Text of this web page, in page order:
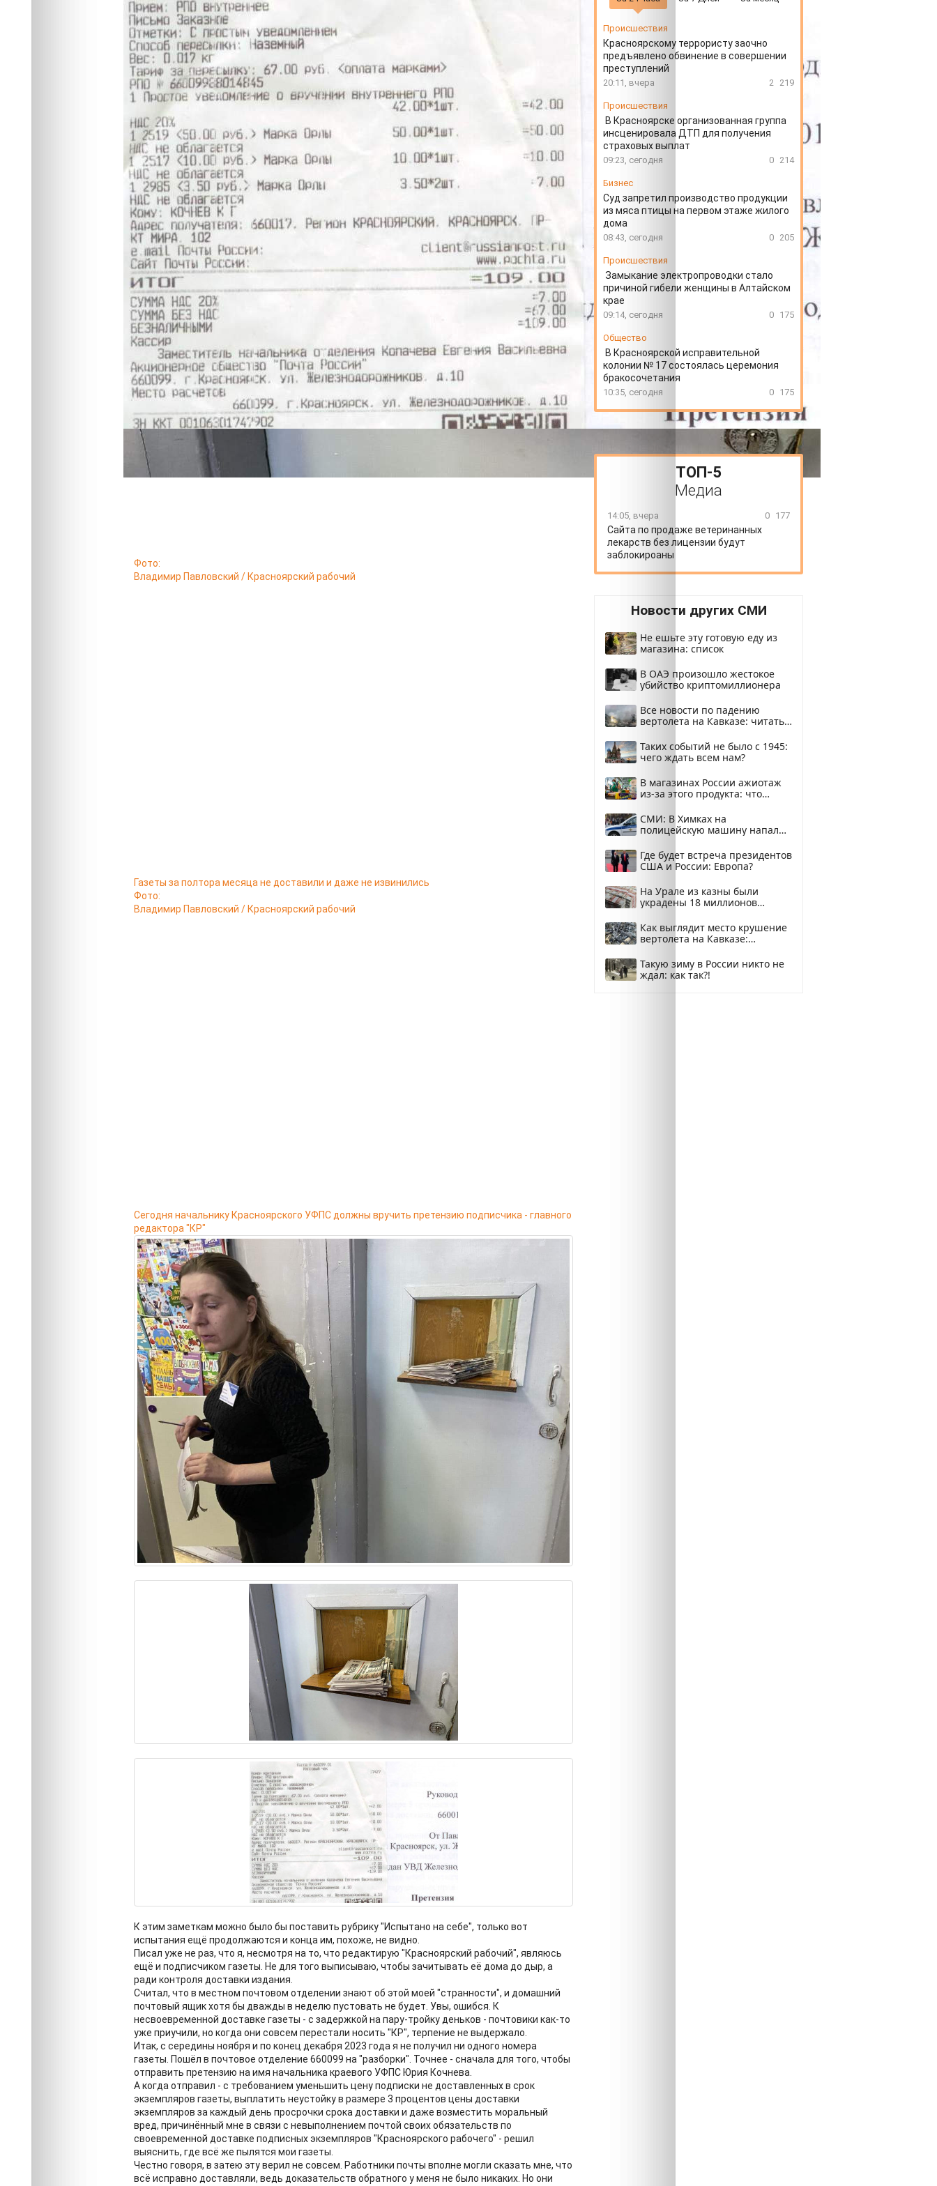
почтальонов, но деньги за доставку
берёт
Медиа
12.01.2024 14:2532039
8
Фото:
Владимир Павловский / Красноярский рабочий
Газеты за полтора месяца не доставили и даже не извинились
Фото:
Владимир Павловский / Красноярский рабочий
Сегодня начальнику Красноярского УФПС должны вручить претензию подписчика - главного
редактора "КР"
К этим заметкам можно было бы поставить рубрику "Испытано на себе", только вот
испытания ещё продолжаются и конца им, похоже, не видно.
Писал уже не раз, что я, несмотря на то, что редактирую "Красноярский рабочий", являюсь
ещё и подписчиком газеты. Не для того выписываю, чтобы зачитывать её дома до дыр, а
ради контроля доставки издания.
Считал, что в местном почтовом отделении знают об этой моей "странности", и домашний
почтовый ящик хотя бы дважды в неделю пустовать не будет. Увы, ошибся. К
несвоевременной доставке газеты - с задержкой на пару-тройку деньков - почтовики как-то
уже приучили, но когда они совсем перестали носить "КР", терпение не выдержало.
Итак, с середины ноября и по конец декабря 2023 года я не получил ни одного номера
газеты. Пошёл в почтовое отделение 660099 на "разборки". Точнее - сначала для того, чтобы
отправить претензию на имя начальника краевого УФПС Юрия Кочнева.
А когда отправил - с требованием уменьшить цену подписки не доставленных в срок
экземпляров газеты, выплатить неустойку в размере 3 процентов цены доставки
экземпляров за каждый день просрочки срока доставки и даже возместить моральный
вред, причинённый мне в связи с невыполнением почтой своих обязательств по
своевременной доставке подписных экземпляров "Красноярского рабочего" - решил
выяснить, где всё же пылятся мои газеты.
Честно говоря, в затею эту верил не совсем. Работники почты вполне могли сказать мне, что
всё исправно доставляли, ведь доказательств обратного у меня не было никаких. Но они
Происшествия
Красноярскому террористу заочно
предъявлено обвинение в совершении
преступлений
20:11, вчера 2 219
Происшествия
В Красноярске организованная группа
инсценировала ДТП для получения
страховых выплат
09:23, сегодня 0 214
Бизнес
Суд запретил производство продукции
из мяса птицы на первом этаже жилого
дома
08:43, сегодня 0 205
Происшествия
Замыкание электропроводки стало
причиной гибели женщины в Алтайском
крае
09:14, сегодня 0 175
Общество
В Красноярской исправительной
колонии № 17 состоялась церемония
бракосочетания
10:35, сегодня 0 175
ТОП-5
Медиа
14:05, вчера 0 177
Сайта по продаже ветеринанных
лекарств без лицензии будут
заблокироаны
Новости других СМИ
Не ешьте эту готовую еду из
магазина: список
В ОАЭ произошло жестокое
убийство криптомиллионера
Все новости по падению
вертолета на Кавказе: читать
Таких событий не было с 1945:
чего ждать всем нам?
В магазинах России ажиотаж
из-за этого продукта: что
СМИ: В Химках на
полицейскую машину напали
Где будет встреча президентов
США и России: Европа?
На Урале из казны были
украдены 18 миллионов
Как выглядит место крушение
вертолета на Кавказе:
Такую зиму в России никто не
ждал: как так?!